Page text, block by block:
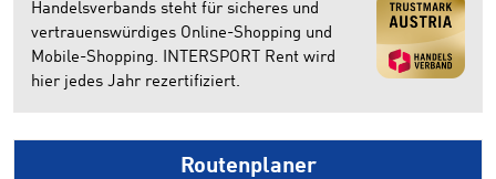
Handelsverbands steht für sicheres und
vertrauenswürdiges Online-Shopping und
Mobile-Shopping. INTERSPORT Rent wird
hier jedes Jahr rezertifiziert.
Routenplaner